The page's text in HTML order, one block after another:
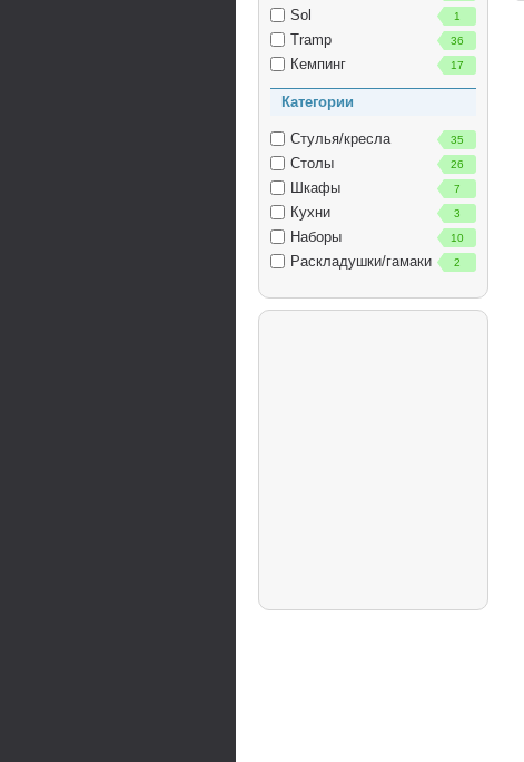
Sol 1
Tramp 36
Кемпинг 17
Категории
Стулья/кресла 35
Столы 26
Шкафы 7
Кухни 3
Наборы 10
Раскладушки/гамаки 2